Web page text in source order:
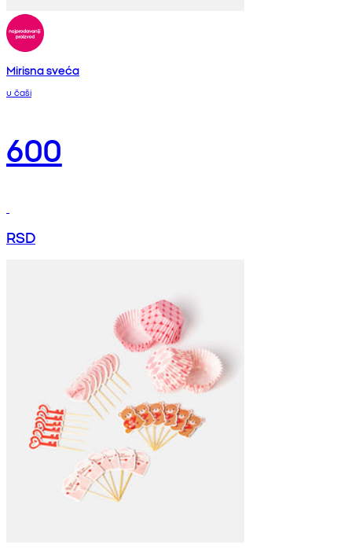
Mirisna sveća
u čaši
600
RSD